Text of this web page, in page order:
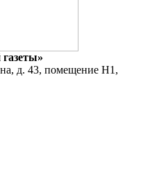
д. 43, помещение Н1,